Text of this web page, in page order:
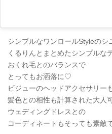
シンプルなワンロールStyleの
くるりんとまとめたシンプルな
おくれ毛とのバランスで
とってもお洒落に♡
ビジューのヘッドアクセサリー
髪色との相性も計算された大人
ウェディングドレスとの
コーディネートもそっても素敵